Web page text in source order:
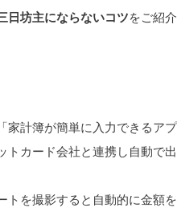
日坊主にならないコツをご紹
家計簿が簡単に入力できるア
カード会社と連携し自動で
を撮影すると自動的に金額